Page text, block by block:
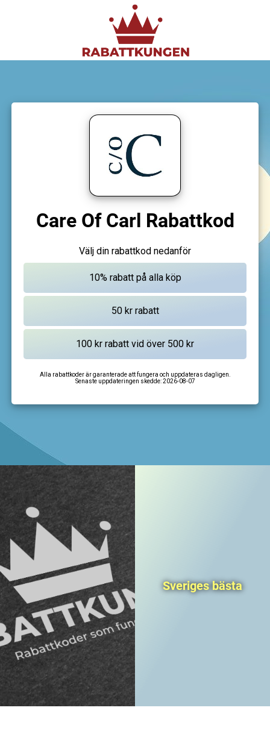
Care Of Carl Rabattkod
Välj din rabattkod nedanför
Alla rabattkoder är garanterade att fungera och uppdateras dagligen.
Senaste uppdateringen skedde:2026-08-07
Sveriges bästa